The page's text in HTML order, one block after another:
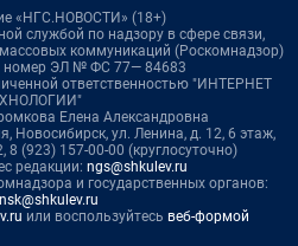
«НГС.НОВОСТИ» (18+)
службой по надзору в сфере связи,
коммуникаций (Роскомнадзор)
номер ЭЛ № ФС 77— 84683
ответственностью "ИНТЕРНЕТ
Елена Александровна
Новосибирск, ул. Ленина, д. 12, 6 этаж,
8 (923) 157-00-00 (круглосуточно)
редакции: ngs@shkulev.ru
и государственных органов:
или воспользуйтесь веб-формой